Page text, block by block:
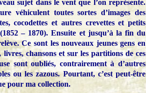
sujet dans le vent que l’on représente.
véhiculent toutes sortes d’images des
cocodettes et autres crevettes et petits
– 1870). Ensuite et jusqu’à la fin du
Ce sont les nouveaux jeunes gens en
chansons et sur les partitions de ces
sont oubliés, contrairement à d’autres
ou les zazous. Pourtant, c’est peut-être
pour ma collection.